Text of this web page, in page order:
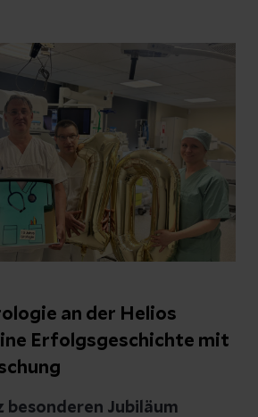
auf moderne Verfahren
Therapie. Am
April 2026, um 18:30 Uhr
für wen das
ist, wie die
und was nach einem
passiert.
an der Helios
Erfolgsgeschichte mit
besonderen Jubiläum